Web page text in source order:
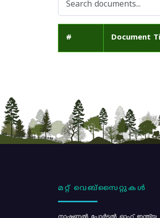
# Document
മറ്റ് വെബ്സൈറ്റുകൾ
നാഷണൽ പോർട്ടൽ ഓഫ് ഇന്ത്യ